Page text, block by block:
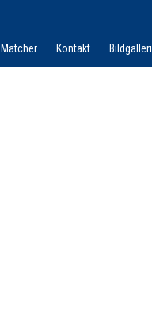
Matcher Kontakt Bildgalleri